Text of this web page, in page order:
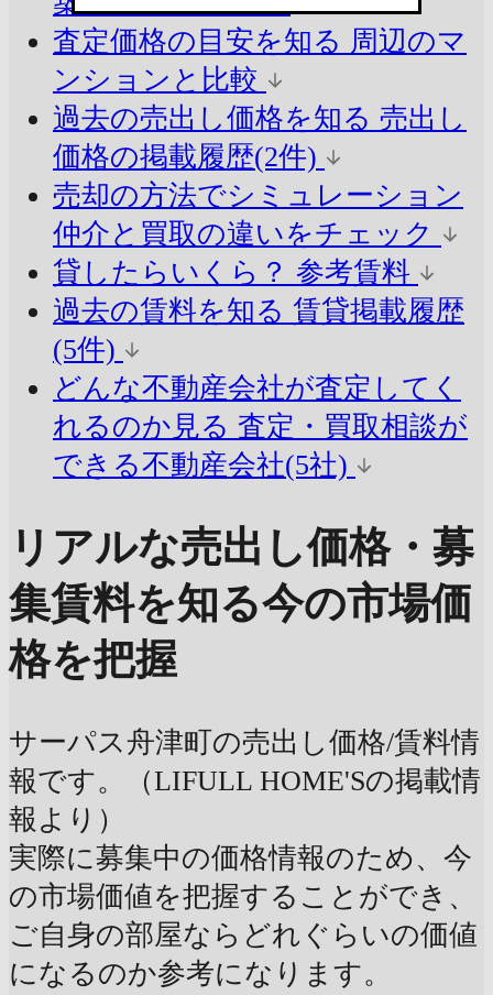
査定価格の目安を知る 周辺のマ
ンションと比較
過去の売出し価格を知る 売出し
価格の掲載履歴(2件)
売却の方法でシミュレーション
仲介と買取の違いをチェック
貸したらいくら？ 参考賃料
過去の賃料を知る 賃貸掲載履歴
(5件)
どんな不動産会社が査定してく
れるのか見る 査定・買取相談が
できる不動産会社(5社)
リアルな売出し価格・募
集賃料を知る今の市場価
格を把握
サーパス舟津町の売出し価格/賃料情
報です。（LIFULL HOME'Sの掲載情
報より）
実際に募集中の価格情報のため、今
の市場価値を把握することができ、
ご自身の部屋ならどれぐらいの価値
になるのか参考になります。